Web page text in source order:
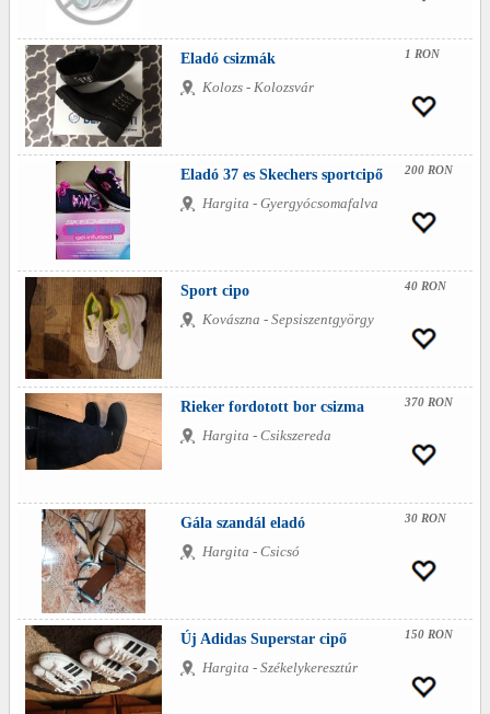
Eladó csizmák
Kolozs - Kolozsvár
1 RON
Eladó 37 es Skechers sportcipő
Hargita - Gyergyócsomafalva
200 RON
Sport cipo
Kovászna - Sepsiszentgyörgy
40 RON
Rieker fordotott bor csizma
Hargita - Csikszereda
370 RON
Gála szandál eladó
Hargita - Csicsó
30 RON
Új Adidas Superstar cipő
Hargita - Székelykeresztúr
150 RON